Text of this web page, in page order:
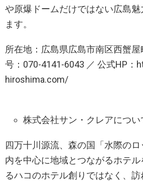
や原爆ドームだけではない広島魅
ます。
所在地：広島県広島市南区西蟹
号：070-4141-6043 ／ 公式HP：
hiroshima.com/
株式会社サン・クレアについ
四万十川源流、森の国「水際の
内を中心に地域とつながるホテ
るハコのホテル創りではなく、